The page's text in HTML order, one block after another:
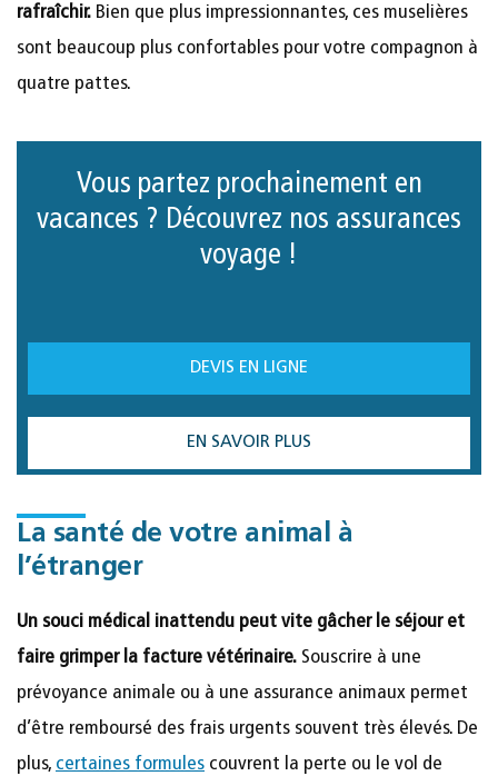
rafraîchir. Bien que plus impressionnantes, ces muselières
sont beaucoup plus confortables pour votre compagnon à
quatre pattes.
Vous partez prochainement en
vacances ? Découvrez nos assurances
voyage !
DEVIS EN LIGNE
EN SAVOIR PLUS
La santé de votre animal à
l’étranger
Un souci médical inattendu peut vite gâcher le séjour et
faire grimper la facture vétérinaire. Souscrire à une
prévoyance animale ou à une assurance animaux permet
d’être remboursé des frais urgents souvent très élevés. De
plus, certaines formules couvrent la perte ou le vol de